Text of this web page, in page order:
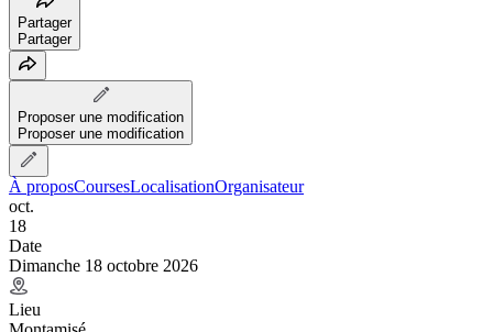
Partager
Partager
Proposer une modification
Proposer une modification
À proposCoursesLocalisationOrganisateur
oct.
18
Date
Dimanche 18 octobre 2026
Lieu